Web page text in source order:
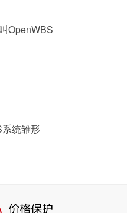
OpenWBS
统雏形